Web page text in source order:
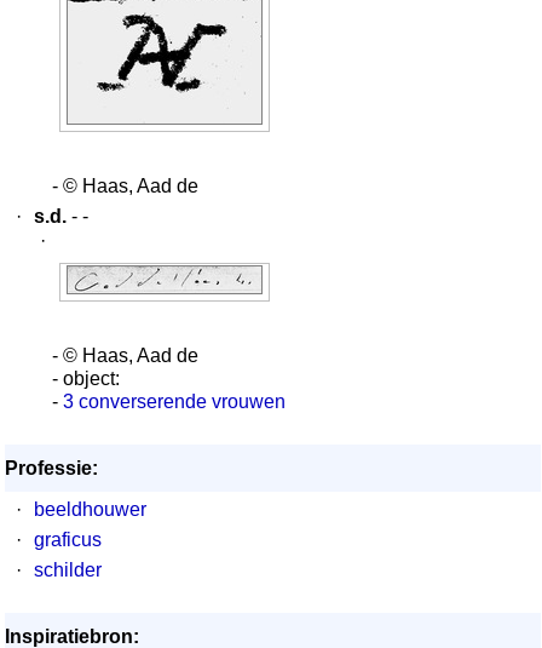
- © Haas, Aad de
·
s.d. - -
·
- © Haas, Aad de
- object:
- 3 converserende vrouwen
Professie:
·
beeldhouwer
·
graficus
·
schilder
Inspiratiebron: